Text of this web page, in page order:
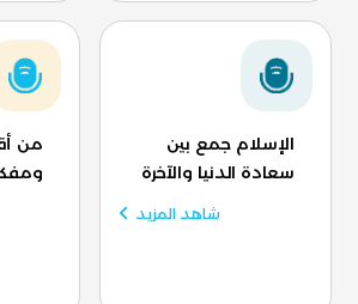
الإسلام جمع بين
سعادة الدنيا والآخرة
شاهد المزيد
من